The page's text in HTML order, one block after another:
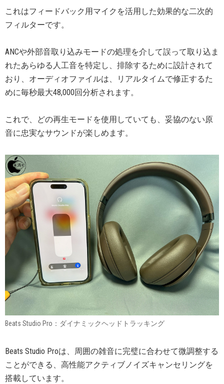
これはフィードバック用マイクを活用した効果的な二次的
フィルターです。
ANCや外部音取り込みモードの処理を介して誤って取り込ま
れたあらゆる人工音を特定し、排除するために設計されて
おり、オーディオファイルは、リアルタイムで修正するた
めに毎秒最大48,000回分析されます。
これで、どの再生モードを使用していても、妥協のない原
音に忠実なサウンドが楽しめます。
Beats Studio Pro：ダイナミックヘッドトラッキング
Beats Studio Proは、周囲の雑音に完璧に合わせて微調整する
ことができる、高性能アクティブノイズキャンセリングを
搭載しています。